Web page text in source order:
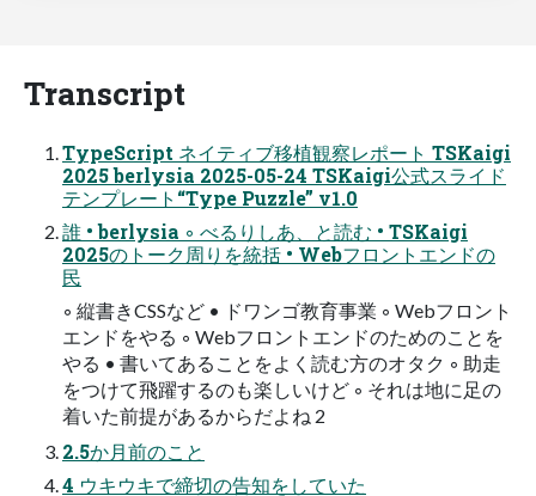
Transcript
TypeScript ネイティブ移植観察レポート TSKaigi
2025 berlysia 2025-05-24 TSKaigi公式スライド
テンプレート“Type Puzzle” v1.0
誰 • berlysia ◦ べるりしあ、と読む • TSKaigi
2025のトーク周りを統括 • Webフロントエンドの
民
◦ 縦書きCSSなど • ドワンゴ教育事業 ◦ Webフロント
エンドをやる ◦ Webフロントエンドのためのことを
やる • 書いてあることをよく読む方のオタク ◦ 助走
をつけて飛躍するのも楽しいけど ◦ それは地に足の
着いた前提があるからだよね 2
2.5か月前のこと
4 ウキウキで締切の告知をしていた